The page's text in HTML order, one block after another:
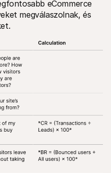
eCommerce
megválaszolnak, és